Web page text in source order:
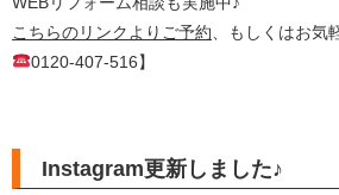
こちらのリンクよりご予約 、もしくはお
0120-407-516】
Instagram更新しました♪